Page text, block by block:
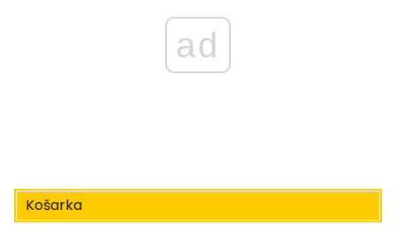
ad
Košarka